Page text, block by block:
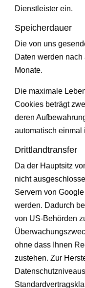
Dienstleister ein.
Speicherdauer
Die von uns
Daten werden
Monate.
Die maximale
Cookies beträgt
deren
automatisch einmal
Drittlandtransfer
Da der Hauptsitz
nicht
Servern von
werden. Dadurch
von US-Behörden
ohne dass Ihnen
zustehen. Zur